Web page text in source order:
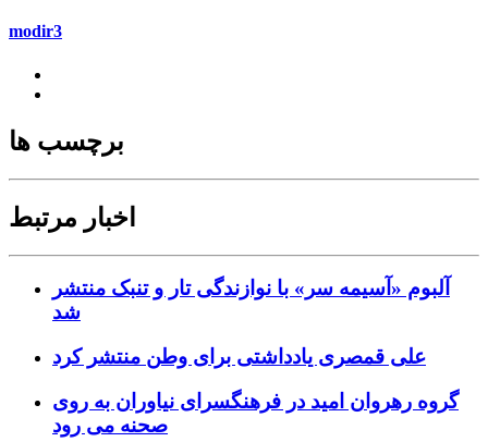
modir3
برچسب ها
اخبار مرتبط
آلبوم «آسیمه سر» با نوازندگی تار و تنبک منتشر
شد
علی قمصری یادداشتی برای وطن منتشر کرد
گروه رهروان امید در فرهنگسرای نیاوران به روی
صحنه می رود